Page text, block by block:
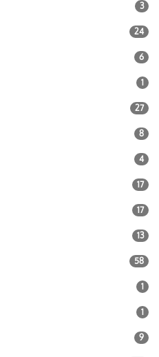
3
24
6
1
27
8
4
17
17
13
58
1
1
9